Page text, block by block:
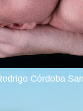
Córdoba